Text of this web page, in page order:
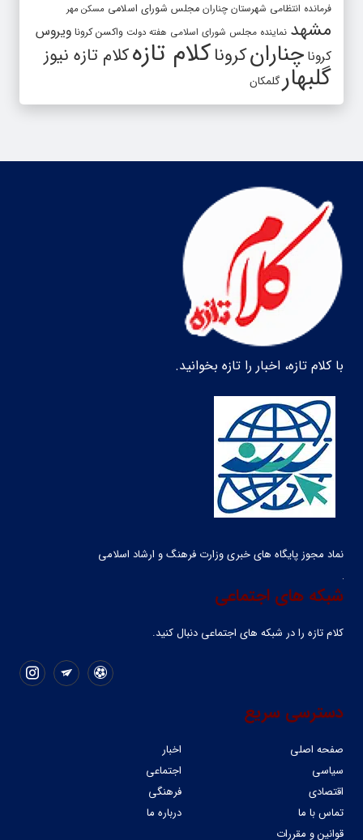
فرمانده انتظامی شهرستان چناران مجلس شورای اسلامی مسکن مهر
مشهد نماینده مجلس شورای اسلامی هفته دولت واکسن کرونا ویروس
کرونا چنارانکروناکلام تازهکلام تازه نیوز
گلبهارگلمکان
با کلام تازه، اخبار را تازه بخوانید.
نماد مجوز پایگاه های خبری وزارت فرهنگ و ارشاد اسلامی
شبکه های اجتماعی
کلام تازه را در شبکه ‌های اجتماعی دنبال کنید.
دسترسی سریع
صفحه اصلی
اخبار
سیاسی
اجتماعی
اقتصادی
فرهنگی
تماس با ما
درباره ما
قوانین و مقررات